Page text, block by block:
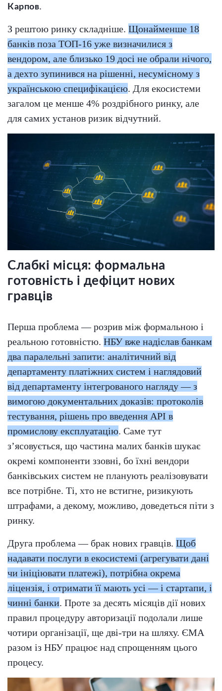
Карпов.
З рештою ринку складніше. Щонайменше 18
банків поза ТОП-16 уже визначилися з
вендором, але близько 19 досі не обрали нічого,
а дехто зупинився на рішенні, несумісному з
українською специфікацією. Для екосистеми
загалом це менше 4% роздрібного ринку, але
для самих установ ризик відчутний.
Слабкі місця: формальна
готовність і дефіцит нових
гравців
Перша проблема — розрив між формальною і
реальною готовністю. НБУ вже надіслав банкам
два паралельні запити: аналітичний від
департаменту платіжних систем і наглядовий
від департаменту інтегрованого нагляду — з
вимогою документальних доказів: протоколів
тестування, рішень про введення API в
промислову експлуатацію. Саме тут
зʼясовується, що частина малих банків шукає
окремі компоненти ззовні, бо їхні вендори
банківських систем не планують реалізовувати
все потрібне. Ті, хто не встигне, ризикують
штрафами, а декому, можливо, доведеться піти з
ринку.
Друга проблема — брак нових гравців. Щоб
надавати послуги в екосистемі (агрегувати дані
чи ініціювати платежі), потрібна окрема
ліцензія, і отримати її мають усі — і стартапи, і
чинні банки. Проте за десять місяців дії нових
правил процедуру авторизації подолали лише
чотири організації, ще дві-три на шляху. ЄМА
разом із НБУ працює над спрощенням цього
процесу.